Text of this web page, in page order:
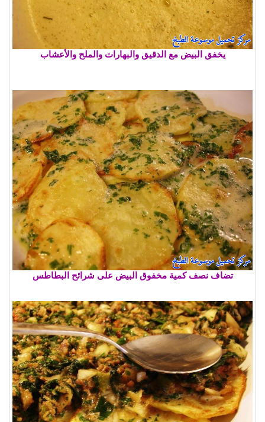
يخفق البيض مع الدقيق والبهارات والملح والأعشاب
تضاف نصف كمية مخفوق البيض على شرائح البطاطس